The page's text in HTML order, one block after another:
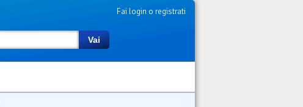
Fai login o registrati
Vai